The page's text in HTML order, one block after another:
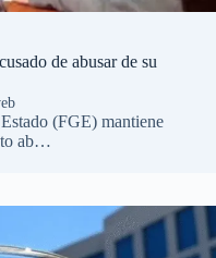
de abusar de su
(FGE) mantiene
ab…